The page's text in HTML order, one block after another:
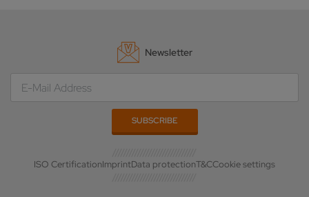
Newsletter
ISO CertificationImprintData protectionT&CCookie settings